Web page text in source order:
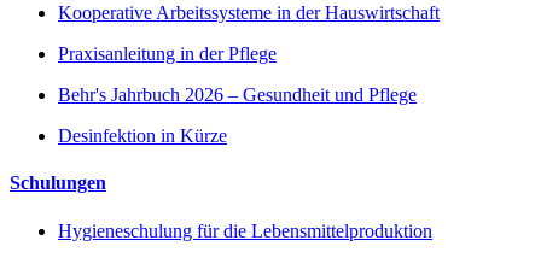
Kooperative Arbeitssysteme in der Hauswirtschaft
Praxisanleitung in der Pflege
Behr's Jahrbuch 2026 – Gesundheit und Pflege
Desinfektion in Kürze
Schulungen
Hygieneschulung für die Lebensmittelproduktion